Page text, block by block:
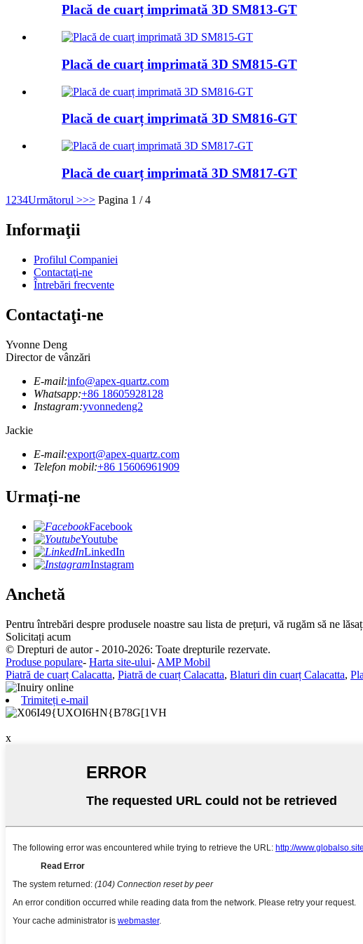
Placă de cuarț imprimată 3D SM813-GT
Placă de cuarț imprimată 3D SM815-GT
Placă de cuarț imprimată 3D SM816-GT
Placă de cuarț imprimată 3D SM817-GT
1234Următorul >>> Pagina 1 / 4
Informaţii
Profilul Companiei
Contactaţi-ne
Întrebări frecvente
Contactaţi-ne
Yvonne Deng
Director de vânzări
E-mail:info@apex-quartz.com
Whatsapp:+86 18605928128
Instagram:yvonnedeng2
Jackie
E-mail:export@apex-quartz.com
Telefon mobil:+86 15606961909
Urmați-ne
Facebook
Youtube
LinkedIn
Instagram
Anchetă
Pentru întrebări despre produsele noastre sau lista de prețuri, vă rugăm să ne
Solicitați acum
© Drepturi de autor - 2010-2026: Toate drepturile rezervate.
Produse populare- Harta site-ului- AMP Mobil
Piatră de cuarț Calacatta, Piatră de cuarț Calacatta, Blaturi din cuarț Calacatta,
Trimiteți e-mail
x